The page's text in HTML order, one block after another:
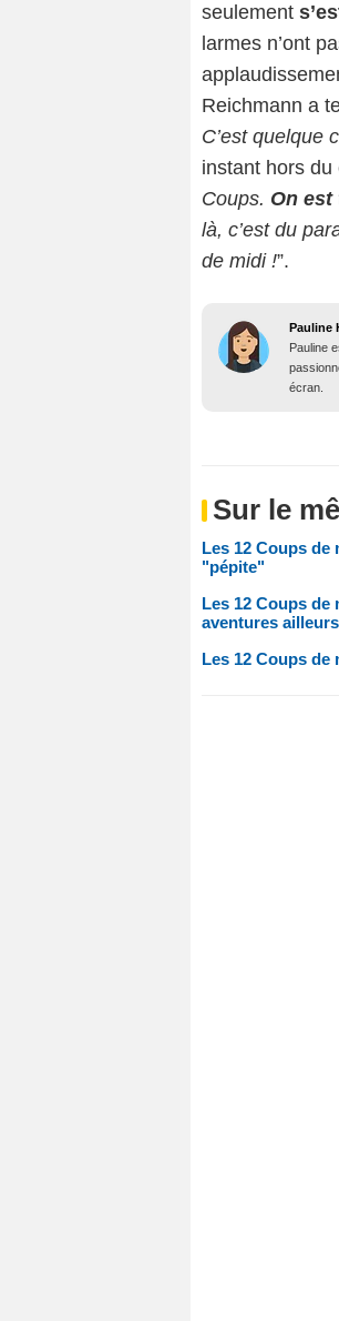
seulement
larmes n’ont
Reichmann a
C’est quelque
instant hors du
Coups. On est
là, c’est du
de midi !”.
Pauline
Pauline
écran.
Sur le
Les 12 Coups
"pépite"
Les 12 Coups
aventures
Les 12 Coups